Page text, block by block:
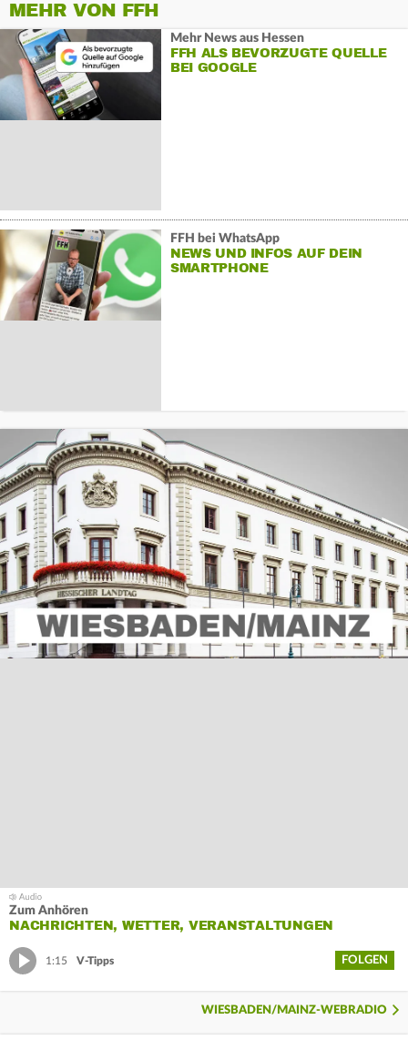
MEHR VON FFH
Mehr News aus Hessen
FFH ALS BEVORZUGTE QUELLE
BEI GOOGLE
FFH bei WhatsApp
NEWS UND INFOS AUF DEIN
SMARTPHONE
Zum Anhören
NACHRICHTEN, WETTER, VERANSTALTUNGEN
1:15 V-Tipps FOLGEN
WIESBADEN/MAINZ-WEBRADIO